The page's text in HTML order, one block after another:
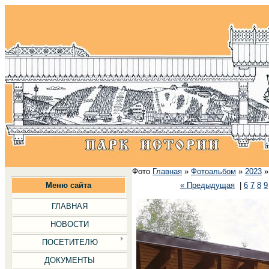
Меню сайта
ГЛАВНАЯ
НОВОСТИ
ПОСЕТИТЕЛЮ
ДОКУМЕНТЫ
Фото Главная »Фотоальбом »2023
« Предыдущая |6 7 8 9